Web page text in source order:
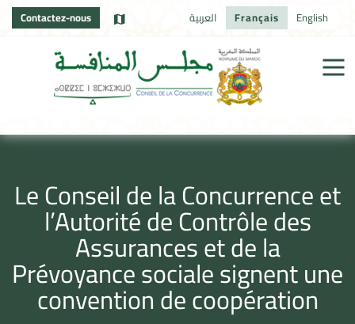
Contactez-nous العربية Français English
Le Conseil de la Concurrence et
l’Autorité de Contrôle des
Assurances et de la
Prévoyance sociale signent une
convention de coopération